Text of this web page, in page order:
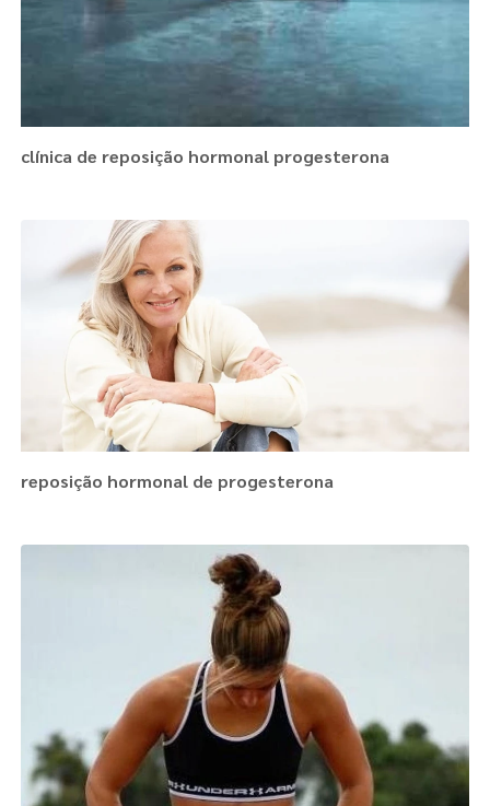
clínica de reposição hormonal progesterona
reposição hormonal de progesterona